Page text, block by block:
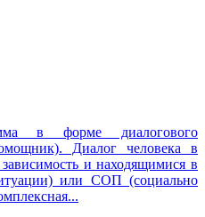
в форме диалогового
Диалог человека в
и находящимися в
или СОП (социально